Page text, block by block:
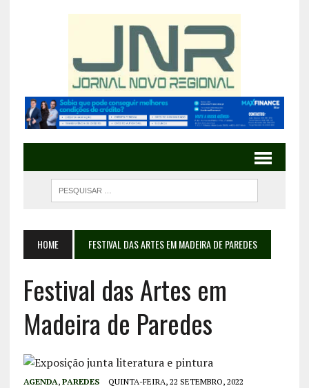
HOME FESTIVAL DAS ARTES EM MADEIRA DE PAREDES
Festival das Artes em
Madeira de Paredes
AGENDA, PAREDES QUINTA-FEIRA, 22 SETEMBRO, 2022